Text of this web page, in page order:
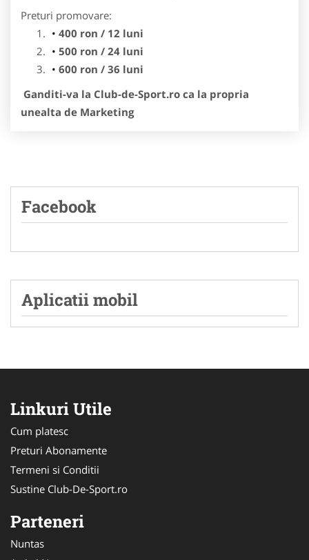
Preturi promovare:
400 ron / 12 luni
500 ron / 24 luni
600 ron / 36 luni
Ganditi-va la Club-de-Sport.ro ca la propria
unealta de Marketing
Facebook
Aplicatii mobil
Linkuri Utile
Cum platesc
Preturi Abonamente
Termeni si Conditii
Sustine Club-De-Sport.ro
Parteneri
Nuntas